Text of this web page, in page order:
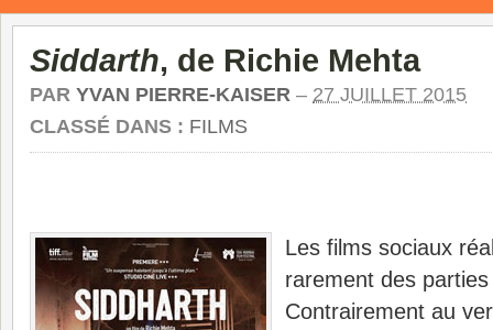
Siddarth, de Richie Mehta
PAR YVAN PIERRE-KAISER – 27 JUILLET 2015
CLASSÉ DANS : FILMS
Les films sociaux
rarement des
Contrairement au